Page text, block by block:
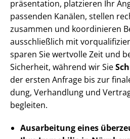
prä­sen­ta­ti­on, platzieren Ihr
passenden Kanälen, stellen
zusammen und koordinieren
ausschließlich mit
sparen Sie wertvolle Zeit und
Sicherheit, während wir Sie
der ersten Anfrage bis zur
dung, Verhandlung und
begleiten.
Ausarbeitung eines